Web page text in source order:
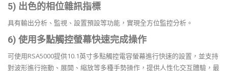
5) 出色的相位雜訊指標
具有輸出分析、監視、設置預設等功能，實現全方位監控分析。
6) 使用多點觸控螢幕快速完成操作
可使用RSA5000提供10.1英寸多點觸控電容螢幕進行快速的設置，並支持
對波形進行拖動、展開、縮放等多種手勢操作，提供人性化交互體驗，最